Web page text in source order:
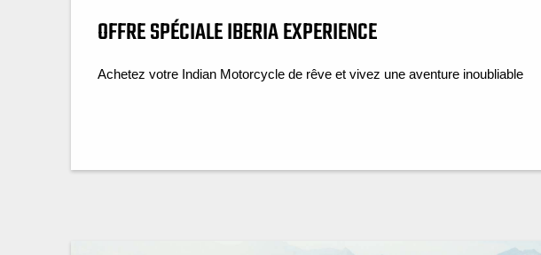
OFFRE SPÉCIALE IBERIA EXPERIENCE
Achetez votre Indian Motorcycle de rêve et vivez une aventure inoubliable